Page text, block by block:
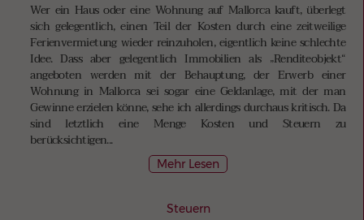
Wer ein Haus oder eine Wohnung auf Mallorca kauft, überlegt
sich gelegentlich, einen Teil der Kosten durch eine zeitweilige
Ferienvermietung wieder reinzuholen, eigentlich keine schlechte
Idee. Dass aber gelegentlich Immobilien als „Renditeobjekt“
angeboten werden mit der Behauptung, der Erwerb einer
Wohnung in Mallorca sei sogar eine Geldanlage, mit der man
Gewinne erzielen könne, sehe ich allerdings durchaus kritisch. Da
sind letztlich eine Menge Kosten und Steuern zu
berücksichtigen...
Mehr Lesen
Steuern